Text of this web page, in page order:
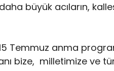
büyük acıların,
Temmuz anma
bize, milletimize ve